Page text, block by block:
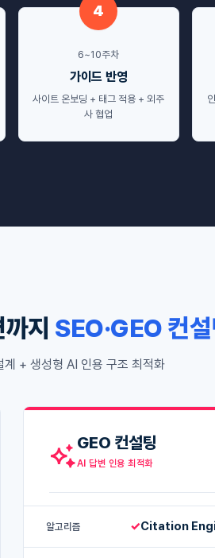
4
6~10주차
가이드 반영
사이트 온보딩 + 태그 적용 + 외주
사 협업
지 SEO·GEO 컨
계 + 생성형 AI 인용 구조 최적화
GEO 컨설팅
AI 답변 인용 최적화
알고리즘 ✓Citation